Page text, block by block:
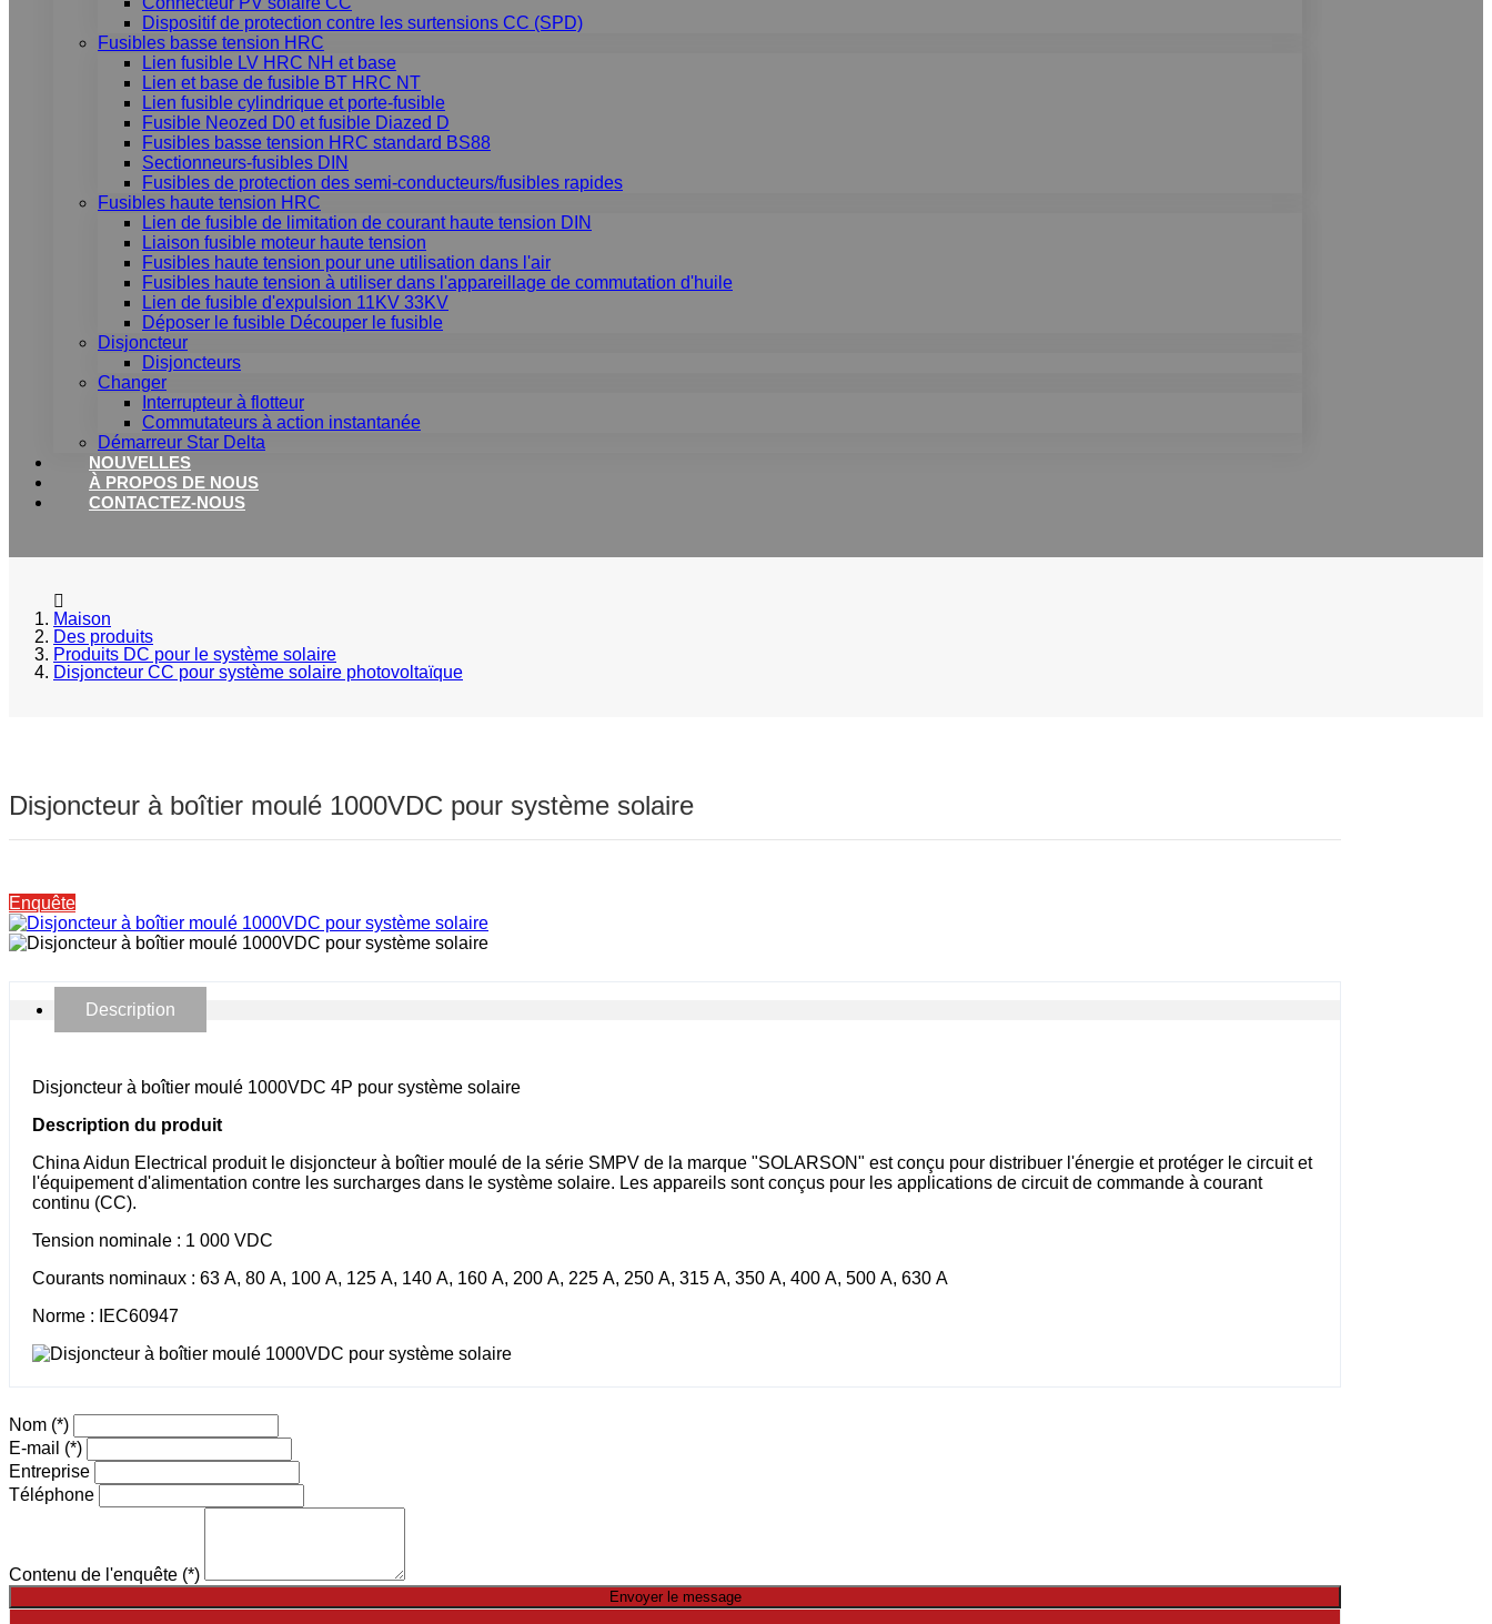
Dispositif de protection contre les surtensions CC (SPD)
Fusibles basse tension HRC
Lien fusible LV HRC NH et base
Lien et base de fusible BT HRC NT
Lien fusible cylindrique et porte-fusible
Fusible Neozed D0 et fusible Diazed D
Fusibles basse tension HRC standard BS88
Sectionneurs-fusibles DIN
Fusibles de protection des semi-conducteurs/fusibles rapides
Fusibles haute tension HRC
Lien de fusible de limitation de courant haute tension DIN
Liaison fusible moteur haute tension
Fusibles haute tension pour une utilisation dans l'air
Fusibles haute tension à utiliser dans l'appareillage de commutation d'huile
Lien de fusible d'expulsion 11KV 33KV
Déposer le fusible Découper le fusible
Disjoncteur
Disjoncteurs
Changer
Interrupteur à flotteur
Commutateurs à action instantanée
Démarreur Star Delta
NOUVELLES
À PROPOS DE NOUS
CONTACTEZ-NOUS
Maison
Des produits
Produits DC pour le système solaire
Disjoncteur CC pour système solaire photovoltaïque
Disjoncteur à boîtier moulé 1000VDC pour système solaire
Enquête
Description
Disjoncteur à boîtier moulé 1000VDC 4P pour système solaire
Description du produit
China Aidun Electrical produit le disjoncteur à boîtier moulé de la série SMPV de la marque "SOLARSON" est conçu pour distribuer l'énergie et protéger le circuit et
l'équipement d'alimentation contre les surcharges dans le système solaire. Les appareils sont conçus pour les applications de circuit de commande à courant
continu (CC).
Tension nominale : 1 000 VDC
Courants nominaux : 63 A, 80 A, 100 A, 125 A, 140 A, 160 A, 200 A, 225 A, 250 A, 315 A, 350 A, 400 A, 500 A, 630 A
Norme : IEC60947
Nom (*)
E-mail (*)
Entreprise
Téléphone
Contenu de l'enquête (*)
Envoyer le message